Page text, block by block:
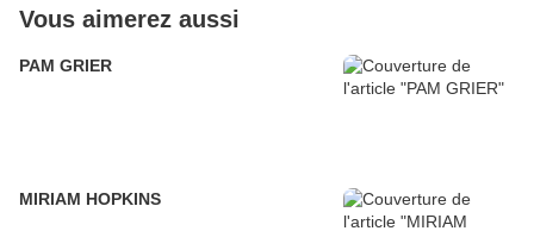
Vous aimerez aussi
PAM GRIER
MIRIAM HOPKINS